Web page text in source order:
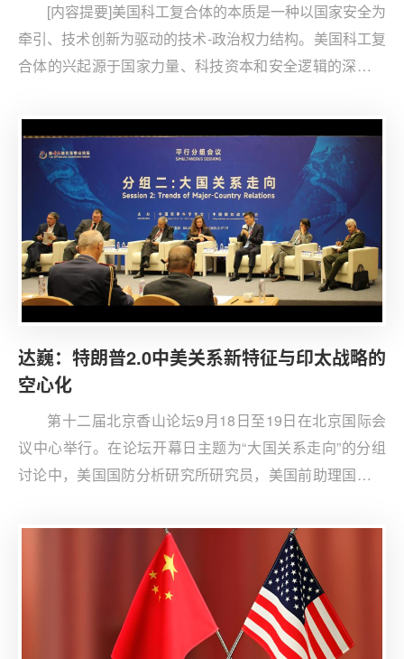
[内容提要]美国科工复合体的本质是一种以国家安全为
牵引、技术创新为驱动的技术-政治权力结构。美国科工复
合体的兴起源于国家力量、科技资本和安全逻辑的深度融
导体、量子计算等关键技术纳入国家安全框架;风险资本与
产业巨头加速技术变革;政策制定者通过“旋转门”实现政府
与企业精英的高频互动,双方还在监管与创新之间寻求平衡,
形成资本和政策的共振效应。作为应对全球科技竞争的战
略选择,科工复合体推动了技术民族主义的兴起,反映了美国
国内政治经济结构的深刻调整。在制度层面,这一新型治理
架构或将演化为长期的科技治理机制,但也难以规避政策更
迭带来的战略转向、市场波动引发的产业风险,以及公众对
推动“科技冷战”格局的重要变量,其发展也将在一定程度上
塑造未来的全球治理秩序。
达巍：特朗普2.0中美关系新特征与印太战略的
空心化
第十二届北京香山论坛9月18日至19日在北京国际会
议中心举行。在论坛开幕日主题为“大国关系走向”的分组
讨论中，美国国防分析研究所研究员，美国前助理国防部
中美通过努力适应新的地区及全球动态变化，增进理解，
达成和平共处共识，实现长期战略稳定，降低全球风险。